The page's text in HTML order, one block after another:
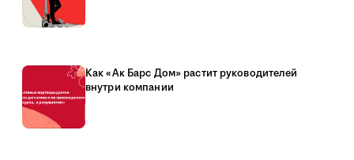
Как «Ак Барс Дом» растит руководителей
внутри компании